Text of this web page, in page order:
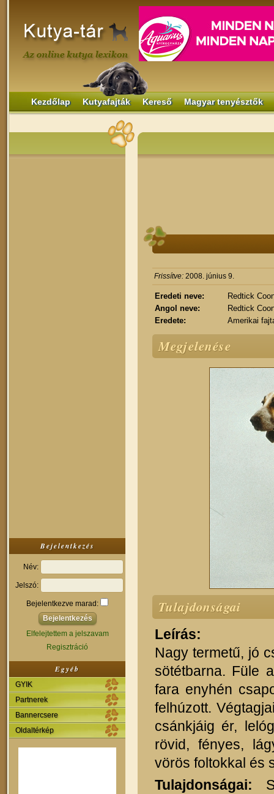
Kezdőlap Kutyafajták Kereső Magyar tenyésztők
Bejelentkezés
Név:
Jelszó:
Bejelentkezve marad:
Elfelejtettem a jelszavam
Regisztráció
Egyéb
GYIK
Partnerek
Bannercsere
Oldaltérkép
Frissítve: 2008. június 9.
Eredeti neve:
Redtick
Angol neve:
Redtick
Eredete:
Amerikai
Megjelenése
Tulajdonságai
Leírás:
Nagy termetű, jó
sötétbarna. Füle
fara enyhén
felhúzott.
csánkjáig ér,
rövid, fényes,
vörös foltokkal és
Tulajdonságai: